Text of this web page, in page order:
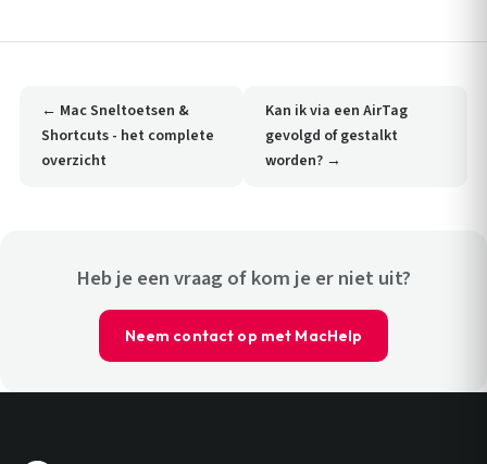
← Mac Sneltoetsen &
Shortcuts - het complete
overzicht
Kan ik via een AirTag
gevolgd of gestalkt
worden? →
Heb je een vraag of kom je er niet uit?
Neem contact op met MacHelp